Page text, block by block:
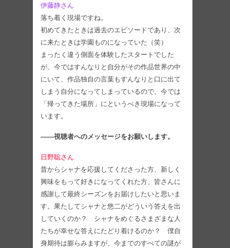
伊藤静さん
落ち着く現場ですね。
初めてきたときは過去のエピソードであり、次
に来たときは学園ものになっていた（笑）
まったく違う側面を体験したスタートでした
が、今ではすんなりと自分がその作品世界の中
にいて、作品独自の言葉もすんなりと口に出て
しまう自分になってしまっているので、今では
「帰ってきた場所」にというべき現場になって
います。
――視聴者へのメッセージをお願いします。
日野聡さん
昔からシャナを応援してくださった方、新しく
興味をもって好きになってくれた方、皆さんに
感謝して最終シーズンをお届けしたいと思いま
す。果たしてシャナと悠二がどういう答えを出
していくのか？ シャナをめぐるさまざまな人
たちが幸せな答えにたどり着けるのか？ 僕自
身期待は膨らみますが、今までのすべての謎が